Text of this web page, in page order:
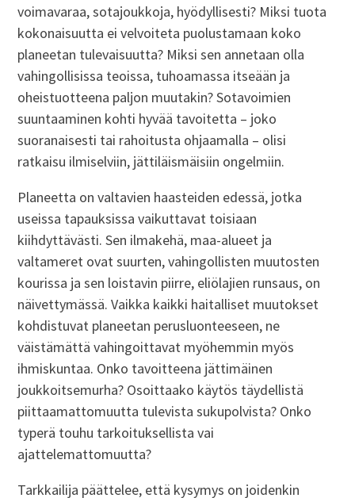
voimavaraa, sotajoukkoja, hyödyllisesti? Miksi tuota
kokonaisuutta ei velvoiteta puolustamaan koko
planeetan tulevaisuutta? Miksi sen annetaan olla
vahingollisissa teoissa, tuhoamassa itseään ja
oheistuotteena paljon muutakin? Sotavoimien
suuntaaminen kohti hyvää tavoitetta – joko
suoranaisesti tai rahoitusta ohjaamalla – olisi
ratkaisu ilmiselviin, jättiläismäisiin ongelmiin.
Planeetta on valtavien haasteiden edessä, jotka
useissa tapauksissa vaikuttavat toisiaan
kiihdyttävästi. Sen ilmakehä, maa-alueet ja
valtameret ovat suurten, vahingollisten muutosten
kourissa ja sen loistavin piirre, eliölajien runsaus, on
näivettymässä. Vaikka kaikki haitalliset muutokset
kohdistuvat planeetan perusluonteeseen, ne
väistämättä vahingoittavat myöhemmin myös
ihmiskuntaa. Onko tavoitteena jättimäinen
joukkoitsemurha? Osoittaako käytös täydellistä
piittaamattomuutta tulevista sukupolvista? Onko
typerä touhu tarkoituksellista vai
ajattelemattomuutta?
Tarkkailija päättelee, että kysymys on joidenkin